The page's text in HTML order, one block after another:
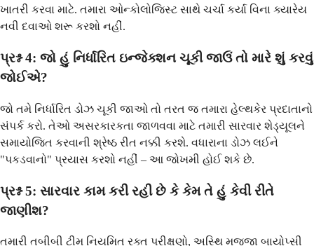
ખાતરી કરવા માટે. તમારા ઓન્કોલોજિસ્ટ સાથે ચર્ચા કર્યા વિના ક્યારેય
નવી દવાઓ શરૂ કરશો નહીં.
પ્રશ્ન 4: જો હું નિર્ધારિત ઇન્જેક્શન ચૂકી જાઉં તો મારે શું કરવું
જોઈએ?
જો તમે નિર્ધારિત ડોઝ ચૂકી જાઓ તો તરત જ તમારા હેલ્થકેર પ્રદાતાનો
સંપર્ક કરો. તેઓ અસરકારકતા જાળવવા માટે તમારી સારવાર શેડ્યૂલને
સમાયોજિત કરવાની શ્રેષ્ઠ રીત નક્કી કરશે. વધારાના ડોઝ લઈને
"પકડવાનો" પ્રયાસ કરશો નહીં – આ જોખમી હોઈ શકે છે.
પ્રશ્ન 5: સારવાર કામ કરી રહી છે કે કેમ તે હું કેવી રીતે
જાણીશ?
તમારી તબીબી ટીમ નિયમિત રક્ત પરીક્ષણો, અસ્થિ મજ્જા બાયોપ્સી